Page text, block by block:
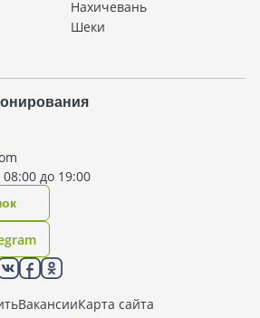
Нахичевань
Шеки
08:00 до 19:00
ВакансииКарта сайта